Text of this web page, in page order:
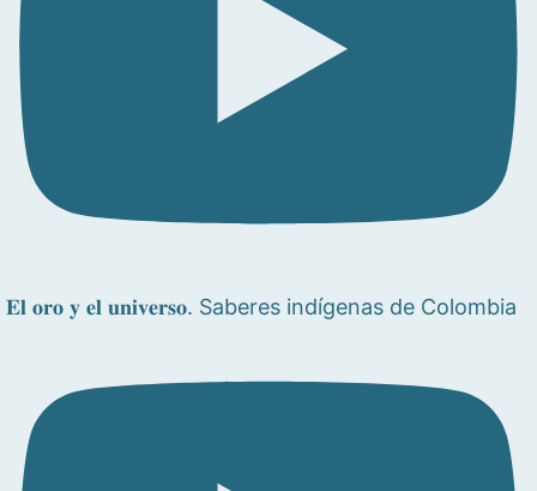
𝐄𝐥 𝐨𝐫𝐨 𝐲 𝐞𝐥 𝐮𝐧𝐢𝐯𝐞𝐫𝐬𝐨. Saberes indígenas de Colombia